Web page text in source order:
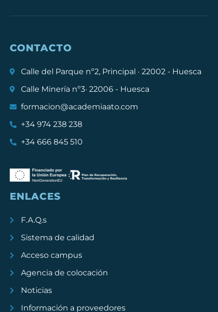
CONTACTO
Calle del Parque nº2, Principal · 22002 - Huesca
Calle Minería nº3· 22006 - Huesca
formacion@academiaato.com
+34 974 238 238
+34 666 845 510
ENLACES
F.A.Q.s
Sistema de calidad
Acceso campus
Agencia de colocación
Noticias
Información a proveedores